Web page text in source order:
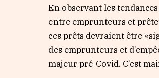
En observant les
entre emprunteurs et
ces prêts devraient être
des emprunteurs et
majeur pré-Covid. C’est